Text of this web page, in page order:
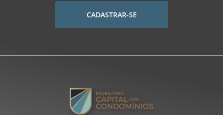
CADASTRAR-SE